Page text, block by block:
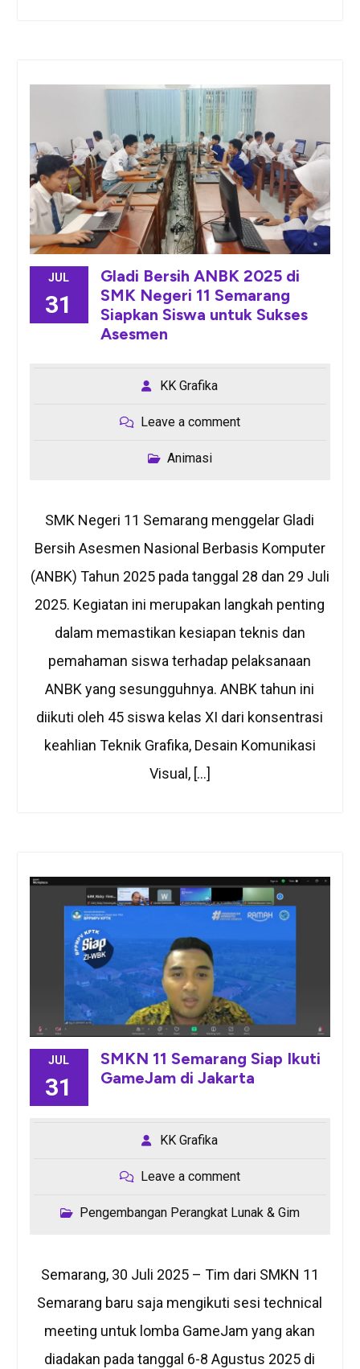
JUL
31
Gladi Bersih ANBK 2025 di
SMK Negeri 11 Semarang
Siapkan Siswa untuk Sukses
Asesmen
KK Grafika
Leave a comment
Animasi
SMK Negeri 11 Semarang menggelar Gladi
Bersih Asesmen Nasional Berbasis Komputer
(ANBK) Tahun 2025 pada tanggal 28 dan 29 Juli
2025. Kegiatan ini merupakan langkah penting
dalam memastikan kesiapan teknis dan
pemahaman siswa terhadap pelaksanaan
ANBK yang sesungguhnya. ANBK tahun ini
diikuti oleh 45 siswa kelas XI dari konsentrasi
keahlian Teknik Grafika, Desain Komunikasi
Visual, […]
JUL
31
SMKN 11 Semarang Siap Ikuti
GameJam di Jakarta
KK Grafika
Leave a comment
Pengembangan Perangkat Lunak & Gim
Semarang, 30 Juli 2025 – Tim dari SMKN 11
Semarang baru saja mengikuti sesi technical
meeting untuk lomba GameJam yang akan
diadakan pada tanggal 6-8 Agustus 2025 di